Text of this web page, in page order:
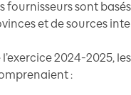
fournisseurs sont
et de sources
2024-2025,
: